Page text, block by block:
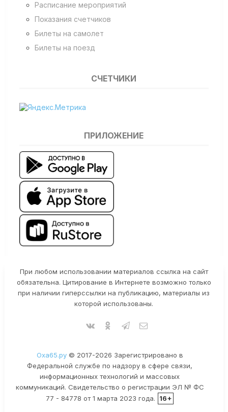
Расписание мероприятий
Показания счетчиков
Билеты на самолет
Билеты на поезд
СЧЕТЧИКИ
ПРИЛОЖЕНИЕ
При любом использовании материалов ссылка на сайт
обязательна. Цитирование в Интернете возможно только
при наличии гиперссылки на публикацию, материалы из
которой использованы.
Оха65.ру© 2017-2026 Зарегистрировано в
Федеральной службе по надзору в сфере связи,
информационных технологий и массовых
коммуникаций. Свидетельство о регистрации ЭЛ № ФС
77 - 84778 от 1 марта 2023 года.
16+